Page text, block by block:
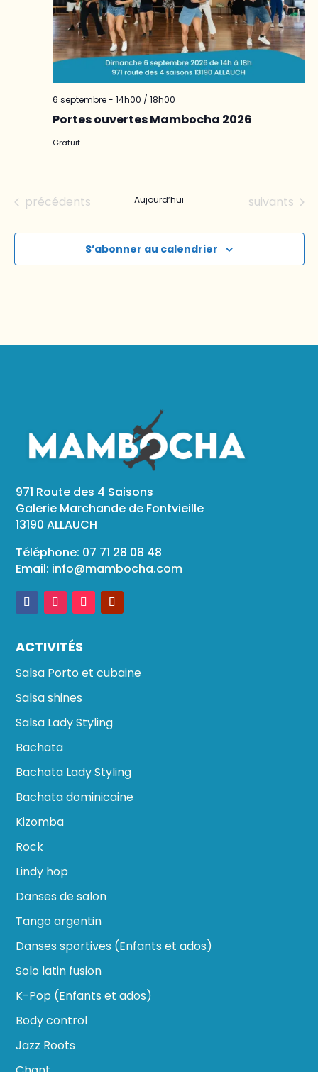
Portes ouvertes Mambocha 2026
6 septembre - 14h00 / 18h00
Gratuit
Évènements
précédents Aujourd’hui Évènements
suivants
S’abonner au calendrier
971 Route des 4 Saisons
Galerie Marchande de Fontvieille
13190 ALLAUCH
Téléphone: 07 71 28 08 48
Email: info@mambocha.com
ACTIVITÉS
Salsa Porto et cubaine
Salsa shines
Salsa Lady Styling
Bachata
Bachata Lady Styling
Bachata dominicaine
Kizomba
Rock
Lindy hop
Danses de salon
Tango argentin
Danses sportives (Enfants et ados)
Solo latin fusion
K-Pop (Enfants et ados)
Body control
Jazz Roots